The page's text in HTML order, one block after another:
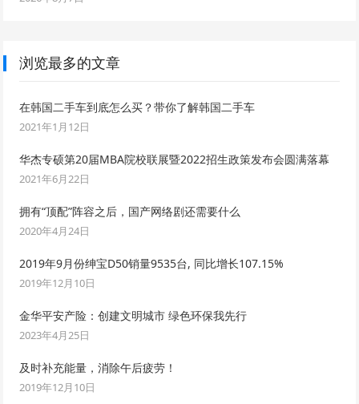
浏览最多的文章
在韩国二手车到底怎么买？带你了解韩国二手车
2021年1月12日
华杰专硕第20届MBA院校联展暨2022招生政策发布会圆满落幕
2021年6月22日
拥有“顶配”阵容之后，国产网络剧还需要什么
2020年4月24日
2019年9月份绅宝D50销量9535台, 同比增长107.15%
2019年12月10日
金华平安产险：创建文明城市 绿色环保我先行
2023年4月25日
及时补充能量，消除午后疲劳！
2019年12月10日